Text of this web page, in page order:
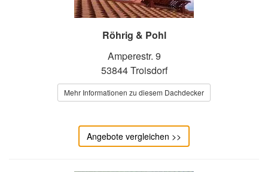
Röhrig & Pohl
Amperestr. 9
53844 Troisdorf
Mehr Informationen zu diesem Dachdecker
Angebote vergleichen >>